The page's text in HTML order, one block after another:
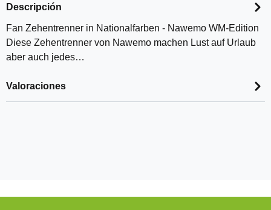
Descripción
Fan Zehentrenner in Nationalfarben - Nawemo WM-Edition
Diese Zehentrenner von Nawemo machen Lust auf Urlaub
aber auch jedes…
Valoraciones